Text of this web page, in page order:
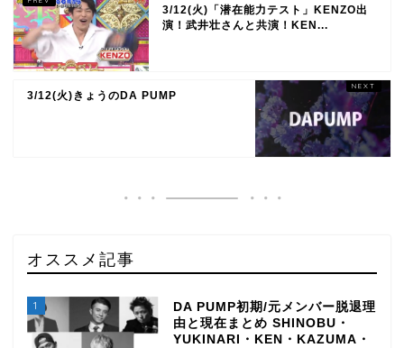
3/12(火)「潜在能力テスト」KENZO出
演！武井壮さんと共演！KEN...
3/12(火)きょうのDA PUMP
オススメ記事
1
DA PUMP初期/元メンバー脱退理
由と現在まとめ SHINOBU・
YUKINARI・KEN・KAZUMA・